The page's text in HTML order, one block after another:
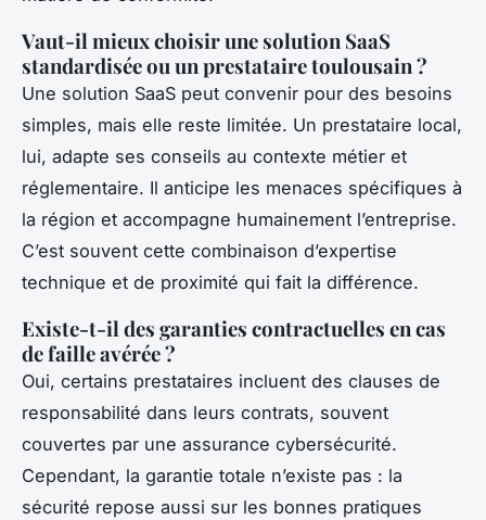
Vaut-il mieux choisir une solution SaaS
standardisée ou un prestataire toulousain ?
Une solution SaaS peut convenir pour des besoins
simples, mais elle reste limitée. Un prestataire local,
lui, adapte ses conseils au contexte métier et
réglementaire. Il anticipe les menaces spécifiques à
la région et accompagne humainement l’entreprise.
C’est souvent cette combinaison d’expertise
technique et de proximité qui fait la différence.
Existe-t-il des garanties contractuelles en cas
de faille avérée ?
Oui, certains prestataires incluent des clauses de
responsabilité dans leurs contrats, souvent
couvertes par une assurance cybersécurité.
Cependant, la garantie totale n’existe pas : la
sécurité repose aussi sur les bonnes pratiques